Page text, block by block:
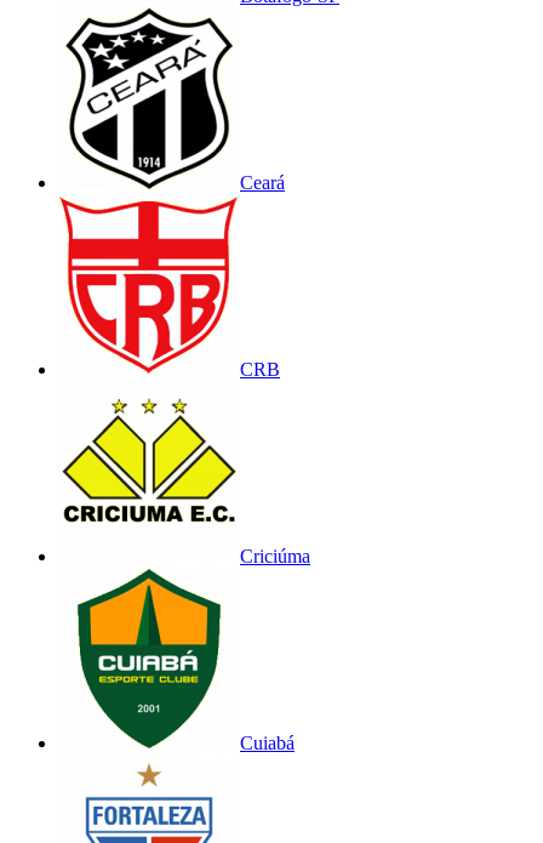
Ceará
CRB
Criciúma
Cuiabá